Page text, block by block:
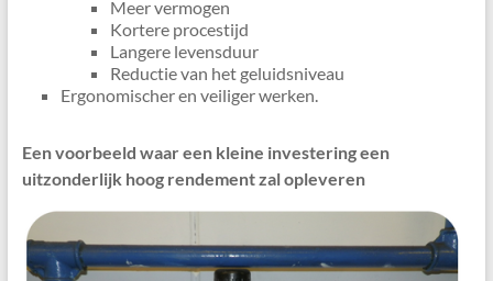
Meer vermogen
Kortere procestijd
Langere levensduur
Reductie van het geluidsniveau
Ergonomischer en veiliger werken.
Een voorbeeld waar een kleine investering een
uitzonderlijk hoog rendement zal opleveren